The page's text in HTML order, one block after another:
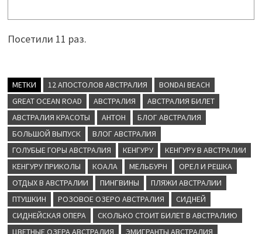
Посетили 11 раз.
МЕТКИ 12 АПОСТОЛОВ АВСТРАЛИЯ
BONDAI BEACH
GREAT OCEAN ROAD
АВСТРАЛИЯ
АВСТРАЛИЯ БИЛЕТ
АВСТРАЛИЯ КРАСОТЫ
АНТОН
БЛОГ АВСТРАЛИЯ
БОЛЬШОЙ ВЫПУСК
ВЛОГ АВСТРАЛИЯ
ГОЛУБЫЕ ГОРЫ АВСТРАЛИЯ
КЕНГУРУ
КЕНГУРУ В АВСТРАЛИИ
КЕНГУРУ ПРИКОЛЫ
КОАЛА МЕЛЬБУРН
ОРЕЛ И РЕШКА
ОТДЫХ В АВСТРАЛИИ
ПИНГВИНЫ
ПЛЯЖИ АВСТРАЛИИ
ПТУШКИН
РОЗОВОЕ ОЗЕРО АВСТРАЛИЯ
СИДНЕЙ
СИДНЕЙСКАЯ ОПЕРА
СКОЛЬКО СТОИТ БИЛЕТ В АВСТРАЛИЮ
ЦВЕТНЫЕ ОЗЕРА АВСТРАЛИЯ
ЭМИГРАНТЫ АВСТРАЛИЯ